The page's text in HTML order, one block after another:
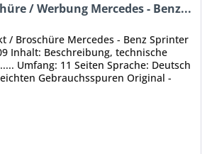
/ Werbung Mercedes - Benz...
/ Broschüre Mercedes - Benz Sprinter
Inhalt: Beschreibung, technische
Umfang: 11 Seiten Sprache: Deutsch
Gebrauchsspuren Original -